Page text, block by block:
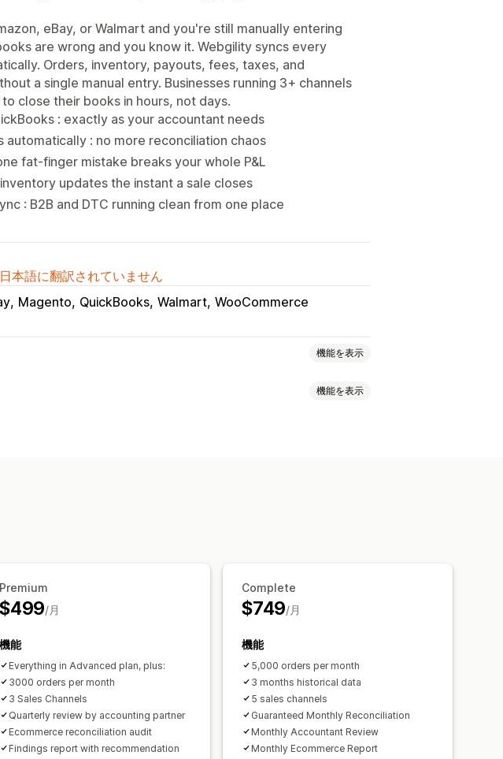
eBay, or Walmart and you're still manually entering
are wrong and you know it. Webgility syncs every
Orders, inventory, payouts, fees, taxes, and
a single manual entry. Businesses running 3+ channels
close their books in hours, not days.
: exactly as your accountant needs
: no more reconciliation chaos
fat-finger mistake breaks your whole P&L
updates the instant a sale closes
: B2B and DTC running clean from one place
本語に翻訳されていません
Magento QuickBooks Walmart WooCommerce
機能を表示
庫同期
銀行照合
ンポート
機能を表示
Premium
$499/月
機能
Everything in Advanced plan, plus:
3000 orders per month
3 Sales Channels
Quarterly review by accounting partner
Ecommerce reconciliation audit
Findings report with recommendation
Complete
$749/月
機能
5,000 orders per month
3 months historical data
5 sales channels
Guaranteed Monthly Reconciliation
Monthly Accountant Review
Monthly Ecommerce Report